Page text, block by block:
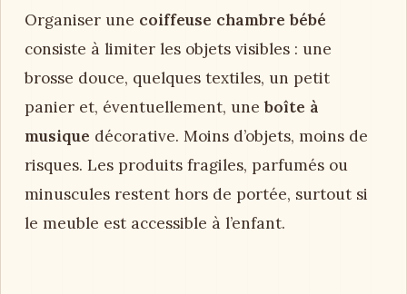
Organiser une coiffeuse chambre bébé
consiste à limiter les objets visibles : une
brosse douce, quelques textiles, un petit
panier et, éventuellement, uneboîte à
musique décorative. Moins d’objets, moins de
risques. Les produits fragiles, parfumés ou
minuscules restent hors de portée, surtout si
le meuble est accessible à l’enfant.